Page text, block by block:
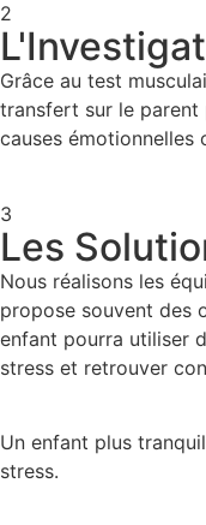
2
Grâce au test
transfert sur le parent
causes émotionnelles
3
Les
Nous réalisons les
propose souvent des
enfant pourra utiliser
stress et retrouver
Un enfant plus
stress.